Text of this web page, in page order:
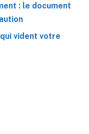
: le document
vident votre